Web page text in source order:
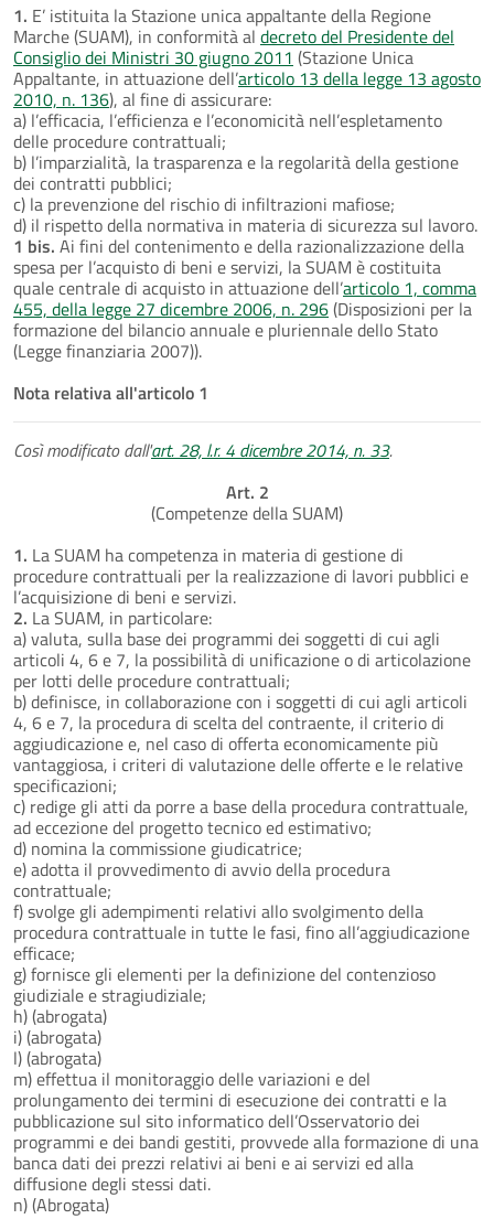
1. E’ istituita la Stazione unica appaltante della Regione
Marche (SUAM), in conformità al decreto del Presidente del
Consiglio dei Ministri 30 giugno 2011 (Stazione Unica
Appaltante, in attuazione dell’articolo 13 della legge 13 agosto
2010, n. 136), al fine di assicurare:
a) l’efficacia, l’efficienza e l’economicità nell’espletamento
delle procedure contrattuali;
b) l’imparzialità, la trasparenza e la regolarità della gestione
dei contratti pubblici;
c) la prevenzione del rischio di infiltrazioni mafiose;
d) il rispetto della normativa in materia di sicurezza sul lavoro.
1 bis. Ai fini del contenimento e della razionalizzazione della
spesa per l’acquisto di beni e servizi, la SUAM è costituita
quale centrale di acquisto in attuazione dell’articolo 1, comma
455, della legge 27 dicembre 2006, n. 296(Disposizioni per la
formazione del bilancio annuale e pluriennale dello Stato
(Legge finanziaria 2007)).
Nota relativa all'articolo 1
Così modificato dall'art. 28, l.r. 4 dicembre 2014, n. 33.
Art. 2
(Competenze della SUAM)
1. La SUAM ha competenza in materia di gestione di
procedure contrattuali per la realizzazione di lavori pubblici e
l’acquisizione di beni e servizi.
2. La SUAM, in particolare:
a) valuta, sulla base dei programmi dei soggetti di cui agli
articoli 4, 6 e 7, la possibilità di unificazione o di articolazione
per lotti delle procedure contrattuali;
b) definisce, in collaborazione con i soggetti di cui agli articoli
4, 6 e 7, la procedura di scelta del contraente, il criterio di
aggiudicazione e, nel caso di offerta economicamente più
vantaggiosa, i criteri di valutazione delle offerte e le relative
specificazioni;
c) redige gli atti da porre a base della procedura contrattuale,
ad eccezione del progetto tecnico ed estimativo;
d) nomina la commissione giudicatrice;
e) adotta il provvedimento di avvio della procedura
contrattuale;
f) svolge gli adempimenti relativi allo svolgimento della
procedura contrattuale in tutte le fasi, fino all’aggiudicazione
efficace;
g) fornisce gli elementi per la definizione del contenzioso
giudiziale e stragiudiziale;
h) (abrogata)
i) (abrogata)
l) (abrogata)
m) effettua il monitoraggio delle variazioni e del
prolungamento dei termini di esecuzione dei contratti e la
pubblicazione sul sito informatico dell’Osservatorio dei
programmi e dei bandi gestiti, provvede alla formazione di una
banca dati dei prezzi relativi ai beni e ai servizi ed alla
diffusione degli stessi dati.
n) (Abrogata)